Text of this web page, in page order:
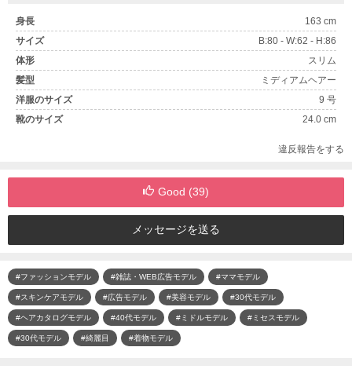
身長
163 cm
サイズ
B:80 - W:62 - H:86
体形
スリム
髪型
ミディアムヘアー
洋服のサイズ
9 号
靴のサイズ
24.0 cm
違反報告をする
Good (39)
メッセージを送る
#ファッションモデル #雑誌・WEB広告モデル #ママモデル
#スキンケアモデル #広告モデル #美容モデル #30代モデル
#ヘアカタログモデル #40代モデル #ミドルモデル #ミセスモデル
#30代モデル #綺麗目 #着物モデル